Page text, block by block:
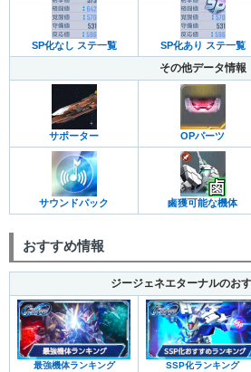
SP化なし ステ一覧 SP化あり ステ一覧
その他データ情報
サポーター OPパーツ
サウンドパック 鹵獲可能な機体
おすすめ情報
ジージェネエターナルのお
最強機体ランキング SSP化ランキング